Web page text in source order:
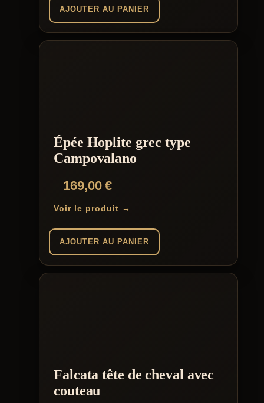
AJOUTER AU PANIER
Épée Hoplite grec type
Campovalano
169,00€
Voir le produit →
AJOUTER AU PANIER
Falcata tête de cheval avec
couteau